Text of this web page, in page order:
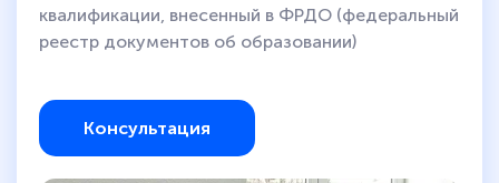
квалификации, внесенный в ФРДО (федеральный
реестр документов об образовании)
Консультация